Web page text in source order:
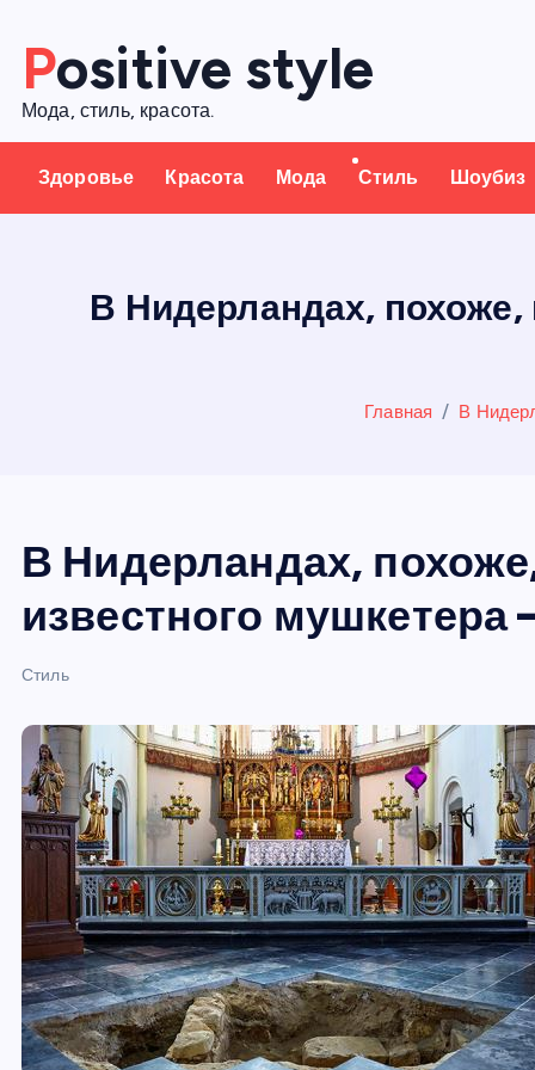
Positive style
Мода, стиль, красота.
Здоровье Красота Мода Стиль Шоубиз
В Нидерландах,
Главная В
В Нидерландах,
известного
Стиль